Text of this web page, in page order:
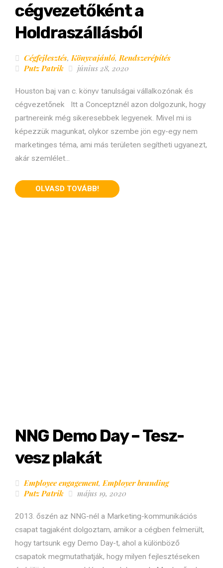
cégvezetőként a
Holdraszállásból
Cégfejlesztés,Könyvajánló,Rendszerépítés
Putz Patrik
június 28, 2020
Houston baj van c. könyv tanulságai vállalkozónak és
cégvezetőnek Itt a Conceptznél azon dolgozunk, hogy
partnereink még sikeresebbek legyenek. Mivel mi is
képezzük magunkat, olykor szembe jön egy-egy nem
marketinges téma, ami más területen segítheti ugyanezt,
akár szemlélet...
OLVASD TOVÁBB!
NNG Demo Day – Tesz-
vesz plakát
Employee engagement,Employer branding
Putz Patrik
május 19, 2020
2013. őszén az NNG-nél a Marketing-kommunikációs
csapat tagjaként dolgoztam, amikor a cégben felmerült,
hogy tartsunk egy Demo Day-t, ahol a különböző
csapatok megmutathatják, hogy milyen fejlesztéseken